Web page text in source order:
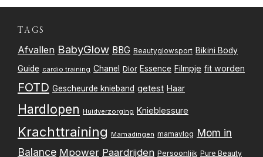
TAGS
Afvallen BabyGlow BBG Beautyglowsport Bikini Body
Guide cardio training Chanel Dior Essence Filmpje fit worden
FOTD Gescheurde knieband getest Haar
Hardlopen Huidverzorging Knieblessure
Krachttraining Mamadingen mamavlog Mom in
Balance Mpower Paardrijden Persoonlijk Pure Beauty